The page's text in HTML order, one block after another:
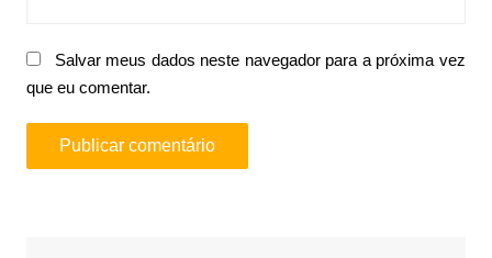
Salvar meus dados neste navegador para a próxima vez
que eu comentar.